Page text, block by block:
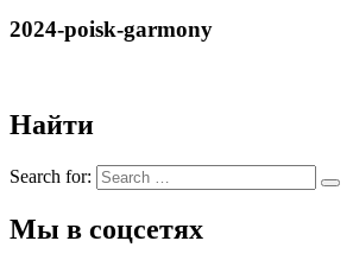
2024-poisk-garmony
Найти
Search for:
Мы в соцсетях